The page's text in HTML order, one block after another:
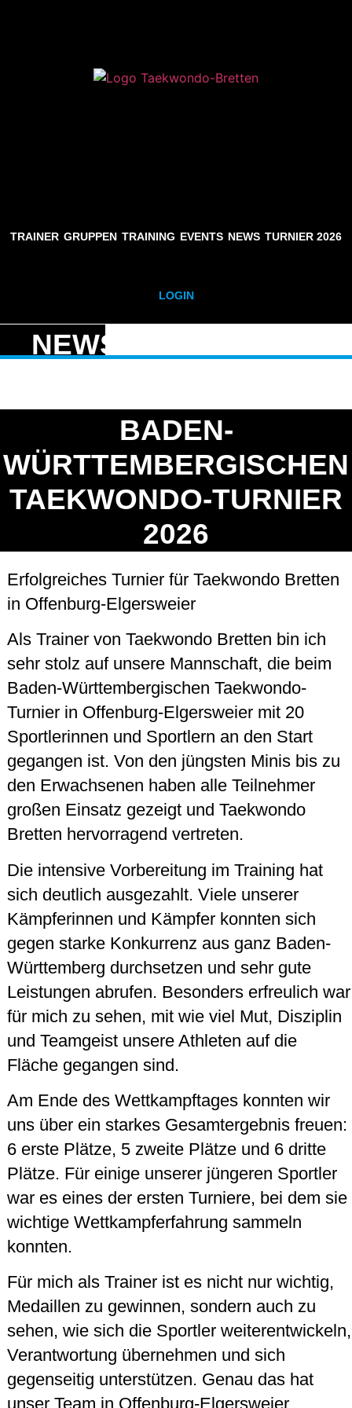
TRAINER GRUPPEN TRAINING EVENTS NEWS TURNIER 2026
LOGIN
NEWS
BADEN-
WÜRTTEMBERGISCHEN
TAEKWONDO-TURNIER
2026
Erfolgreiches Turnier für Taekwondo Bretten
in Offenburg-Elgersweier
Als Trainer von Taekwondo Bretten bin ich
sehr stolz auf unsere Mannschaft, die beim
Baden-Württembergischen Taekwondo-
Turnier in Offenburg-Elgersweier mit 20
Sportlerinnen und Sportlern an den Start
gegangen ist. Von den jüngsten Minis bis zu
den Erwachsenen haben alle Teilnehmer
großen Einsatz gezeigt und Taekwondo
Bretten hervorragend vertreten.
Die intensive Vorbereitung im Training hat
sich deutlich ausgezahlt. Viele unserer
Kämpferinnen und Kämpfer konnten sich
gegen starke Konkurrenz aus ganz Baden-
Württemberg durchsetzen und sehr gute
Leistungen abrufen. Besonders erfreulich war
für mich zu sehen, mit wie viel Mut, Disziplin
und Teamgeist unsere Athleten auf die
Fläche gegangen sind.
Am Ende des Wettkampftages konnten wir
uns über ein starkes Gesamtergebnis freuen:
6 erste Plätze, 5 zweite Plätze und 6 dritte
Plätze. Für einige unserer jüngeren Sportler
war es eines der ersten Turniere, bei dem sie
wichtige Wettkampferfahrung sammeln
konnten.
Für mich als Trainer ist es nicht nur wichtig,
Medaillen zu gewinnen, sondern auch zu
sehen, wie sich die Sportler weiterentwickeln,
Verantwortung übernehmen und sich
gegenseitig unterstützen. Genau das hat
unser Team in Offenburg-Elgersweier